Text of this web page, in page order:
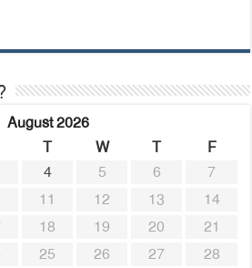
August 2026
T W T
F
4 5 6
7
11 12 13
14
18 19 20
21
25 26 27
28